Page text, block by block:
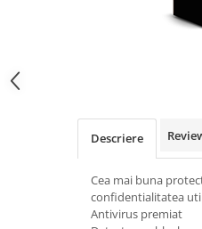
Descriere
Cea mai buna
confidentialitatea
Antivirus premiat